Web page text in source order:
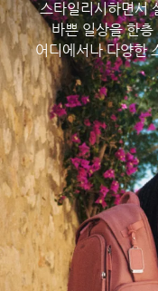
스타일리시하면서
바쁜 일상을 한
어디에서나 다양한